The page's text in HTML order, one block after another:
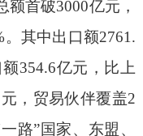
额首破3000亿元，
。其中出口额2761.
354.6亿元，比上
，贸易伙伴覆盖2
路”国家、东盟、